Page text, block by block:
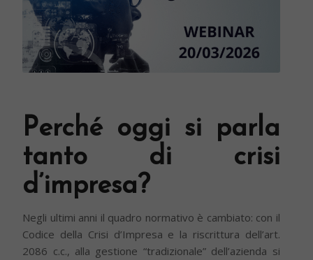
Perché oggi si parla
tanto di crisi
d’impresa?
Negli ultimi anni il quadro normativo è cambiato: con il
Codice della Crisi d’Impresa e la riscrittura dell’art.
2086 c.c., alla gestione “tradizionale” dell’azienda si